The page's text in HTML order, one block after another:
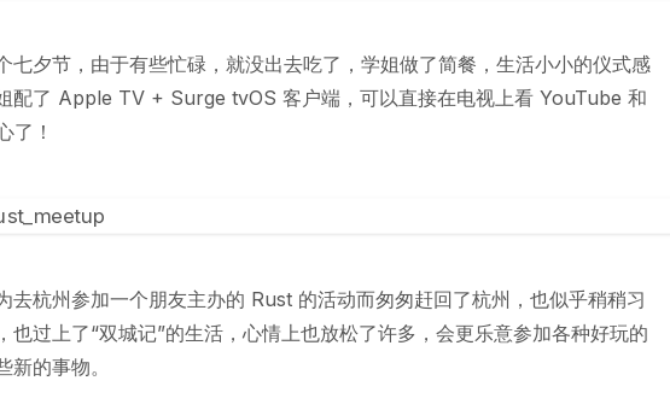
七夕节，由于有些忙碌，就没出去吃了，学姐做了简餐，生活小小的仪式感
配了 Apple TV + Surge tvOS 客户端，可以直接在电视上看 YouTube 和
了！
去杭州参加一个朋友主办的 Rust 的活动而匆匆赶回了杭州，也似乎稍稍习
也过上了“双城记”的生活，心情上也放松了许多，会更乐意参加各种好玩的
新的事物。